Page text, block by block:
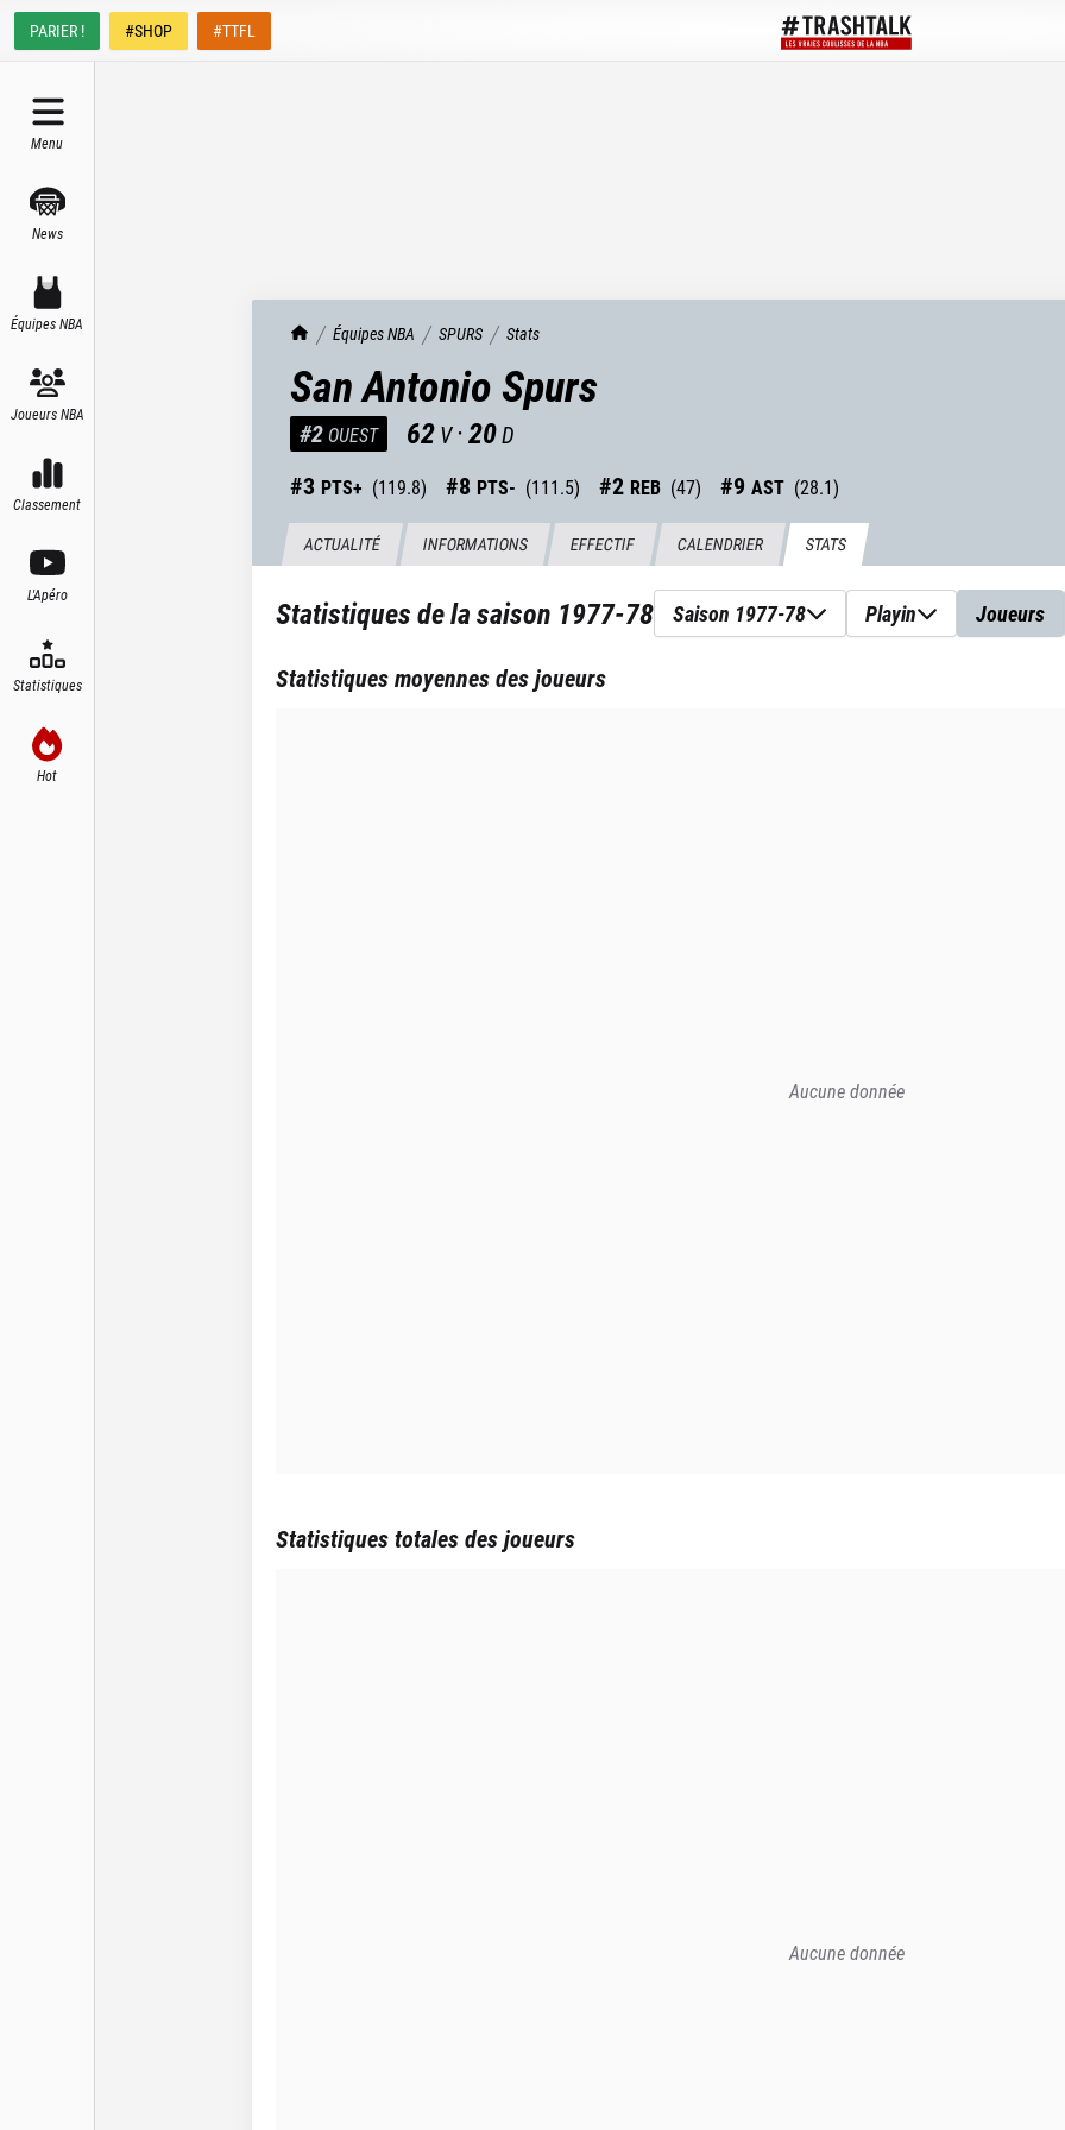
PARIER ! #SHOP #TTFL
Menu
News
Équipes NBA
Joueurs NBA
Classement
L'Apéro
Statistiques
Hot
TrashTalk Actu NBA
Équipes NBA SPURS Stats
San Antonio Spurs
#2 OUEST 62 V ·20D
#3 PTS+ (119.8) #8 PTS- (111.5) #2 REB (47) #9 AST (28.1)
ACTUALITÉ INFORMATIONS EFFECTIF CALENDRIER STATS
Statistiques de la saison 1977-78 Saison 1977-78 Playin Joueurs
Statistiques moyennes des joueurs
Aucune donnée
Statistiques totales des joueurs
Aucune donnée